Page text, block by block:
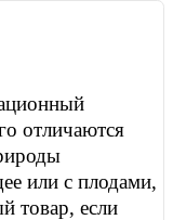
отличаются
или с плодами,
товар, если